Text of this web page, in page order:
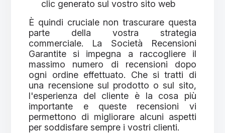
clic generato sul vostro sito web
È quindi cruciale non trascurare questa
parte della vostra strategia
commerciale. La Società Recensioni
Garantite si impegna a raccogliere il
massimo numero di recensioni dopo
ogni ordine effettuato. Che si tratti di
una recensione sul prodotto o sul sito,
l'esperienza del cliente è la cosa più
importante e queste recensioni vi
permettono di migliorare alcuni aspetti
per soddisfare sempre i vostri clienti.